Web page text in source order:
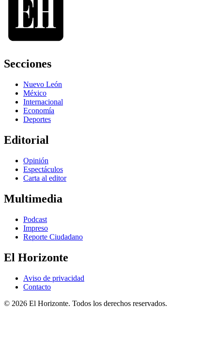
Secciones
Nuevo León
México
Internacional
Economía
Deportes
Editorial
Opinión
Espectáculos
Carta al editor
Multimedia
Podcast
Impreso
Reporte Ciudadano
El Horizonte
Aviso de privacidad
Contacto
© 2026 El Horizonte. Todos los derechos reservados.